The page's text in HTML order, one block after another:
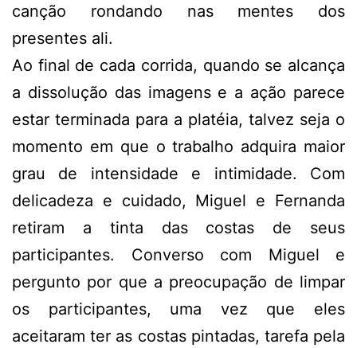
canção rondando nas mentes dos
presentes ali.
Ao final de cada corrida, quando se alcança
a dissolução das imagens e a ação parece
estar terminada para a platéia, talvez seja o
momento em que o trabalho adquira maior
grau de intensidade e intimidade. Com
delicadeza e cuidado, Miguel e Fernanda
retiram a tinta das costas de seus
participantes. Converso com Miguel e
pergunto por que a preocupação de limpar
os participantes, uma vez que eles
aceitaram ter as costas pintadas, tarefa pela